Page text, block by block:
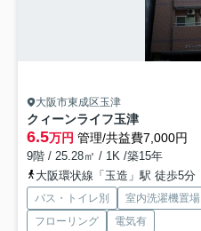
大阪市東成区玉津
クィーンライフ玉津
6.5万円 管理/共益費7,000円
9階 / 25.28㎡ / 1K /築15年
大阪環状線「玉造」駅 徒歩5分
バス・トイレ別 室内洗濯機置場
フローリング
電気有